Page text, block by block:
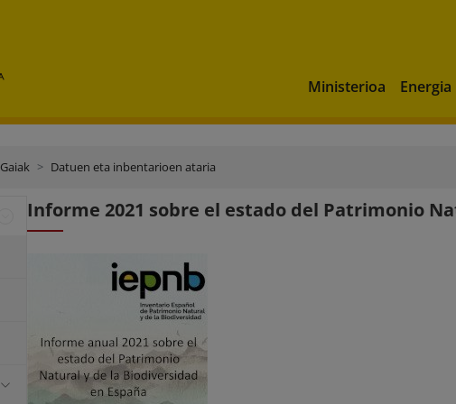
Ministerioa Energia
Gaiak Datuen eta inbentarioen ataria
Informe 2021 sobre el estado del Patrimonio